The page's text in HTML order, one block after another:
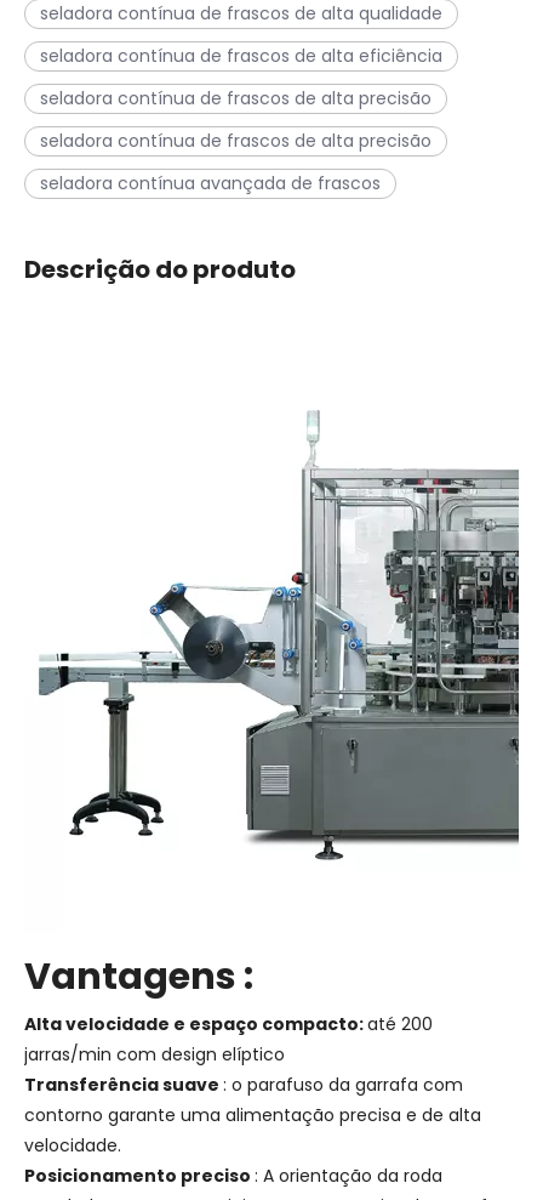
seladora contínua de frascos de alta qualidade
seladora contínua de frascos de alta eficiência
seladora contínua de frascos de alta precisão
seladora contínua de frascos de alta precisão
seladora contínua avançada de frascos
Descrição do produto
Vantagens:
Alta velocidade e espaço compacto:até 200
jarras/min com design elíptico
Transferência suave : o parafuso da garrafa com
contorno garante uma alimentação precisa e de alta
velocidade.
Posicionamento preciso : A orientação da roda